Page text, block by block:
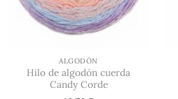
en
la
página
producto
ALGODÓN
Hilo de algodón cuerda
Candy Corde